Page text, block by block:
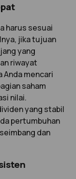
harus sesuai
jika tujuan
yang
riwayat
Anda mencari
saham
nilai.
yang stabil
pertumbuhan
dan